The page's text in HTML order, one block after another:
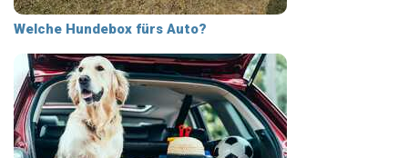
Welche Hundebox fürs Auto?